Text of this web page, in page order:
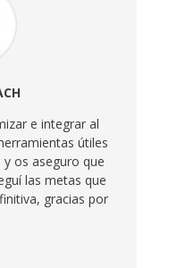
e integrar al
útiles
os aseguro que
las metas que
gracias por